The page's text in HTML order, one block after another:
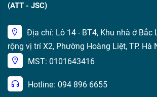
(ATT - JSC)
Địa chỉ: Lô 14 - BT4, Khu nhà ở Bắc
rộng vị trí X2, Phường Hoàng Liệt, TP. Hà
MST: 0101643416
Hotline: 094 896 6655